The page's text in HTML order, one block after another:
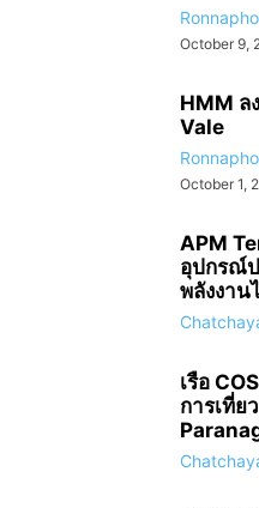
October 9,
HMM ล
Vale
October 1,
APM
อุปกรณ์
พลังงาน
เรือ
การเที่ย